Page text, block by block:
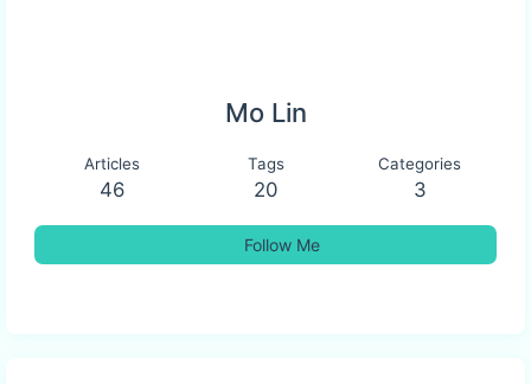
Mo Lin
Articles
46
Tags
20
Categories
3
Follow Me